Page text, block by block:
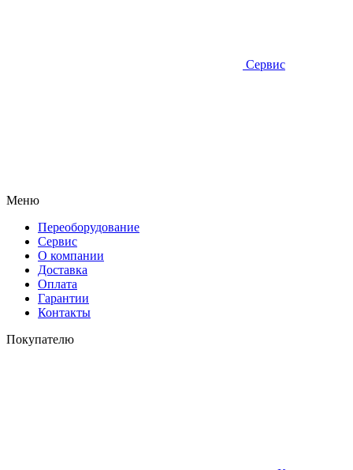
Сервис
Меню
Переоборудование
Сервис
О компании
Доставка
Оплата
Гарантии
Контакты
Покупателю